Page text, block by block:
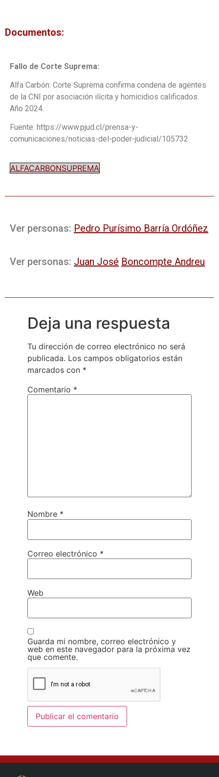
Documentos:
Fallo de Corte Suprema:
Alfa Carbón: Corte Suprema confirma condena de agentes
de la CNI por asociación ilícita y homicidios calificados.
Año 2024.
Fuente: https://www.pjud.cl/prensa-y-
comunicaciones/noticias-del-poder-judicial/105732
ALFACARBONSUPREMA
Ver personas: Pedro Purísimo Barría Ordóñez
Ver personas: Juan José Boncompte Andreu
Deja una respuesta
Tu dirección de correo electrónico no será
publicada. Los campos obligatorios están
marcados con *
Comentario *
Nombre *
Correo electrónico *
Web
Guarda mi nombre, correo electrónico y
web en este navegador para la próxima vez
que comente.